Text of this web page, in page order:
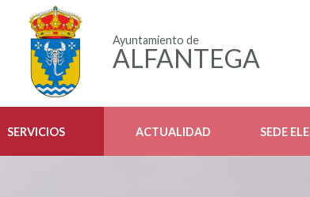
Ayuntamiento de
ALFANTEGA
SERVICIOS ACTUALIDAD SEDE